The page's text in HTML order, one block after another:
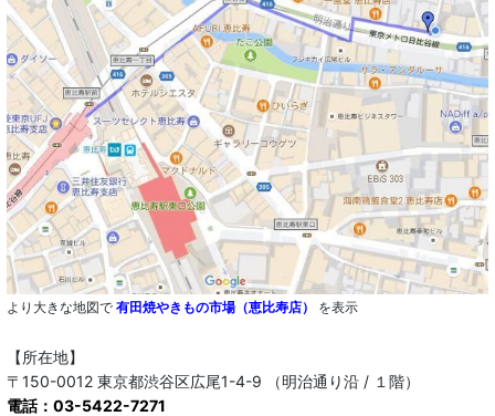
より大きな地図で 有田焼やきもの市場（恵比寿店） を表示
【所在地】
〒150-0012 東京都渋谷区広尾1-4-9 （明治通り沿 / １階）
電話：03-5422-7271